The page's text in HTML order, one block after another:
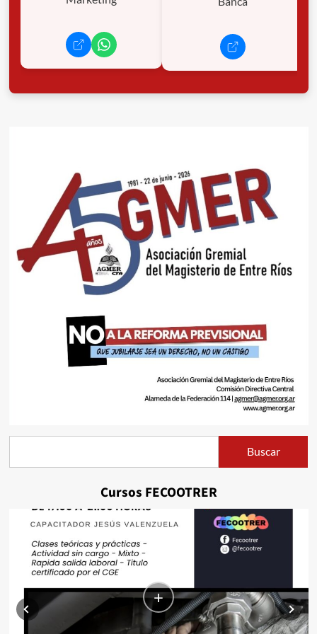
Buscar
Cursos FECOOTRER
+